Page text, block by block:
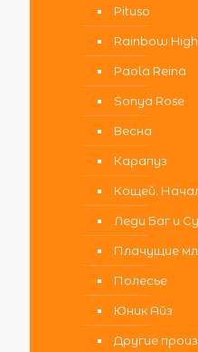
Pituso
Rainbow High
Paola Reina
Sonya Rose
Весна
Карапуз
Кощей.
Леди Баг и
Плачущие
Полесье
Юник Айз
Другие